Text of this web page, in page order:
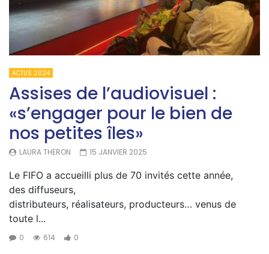
ACTUS 2024
Assises de l’audiovisuel :
«s’engager pour le bien de
nos petites îles»
LAURA THERON 15 JANVIER 2025
Le FIFO a accueilli plus de 70 invités cette année,
des diffuseurs,
distributeurs, réalisateurs, producteurs… venus de
toute l...
0 614 0